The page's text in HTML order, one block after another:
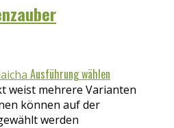
Ausführung wählen
weist mehrere Varianten
können auf der
werden